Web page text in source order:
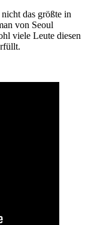
das größte in
von Seoul
viele Leute diesen